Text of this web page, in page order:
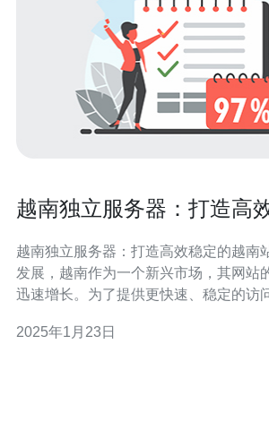
越南独立服务器：打造高
越南独立服务器：打造高效稳定的越南站点 随着互
发展，越南作为一个新兴市场，其网站
迅速增长。为了提供更快速、稳定的访
器采用先进的硬件设备和优化的网络架
2025年1月23日